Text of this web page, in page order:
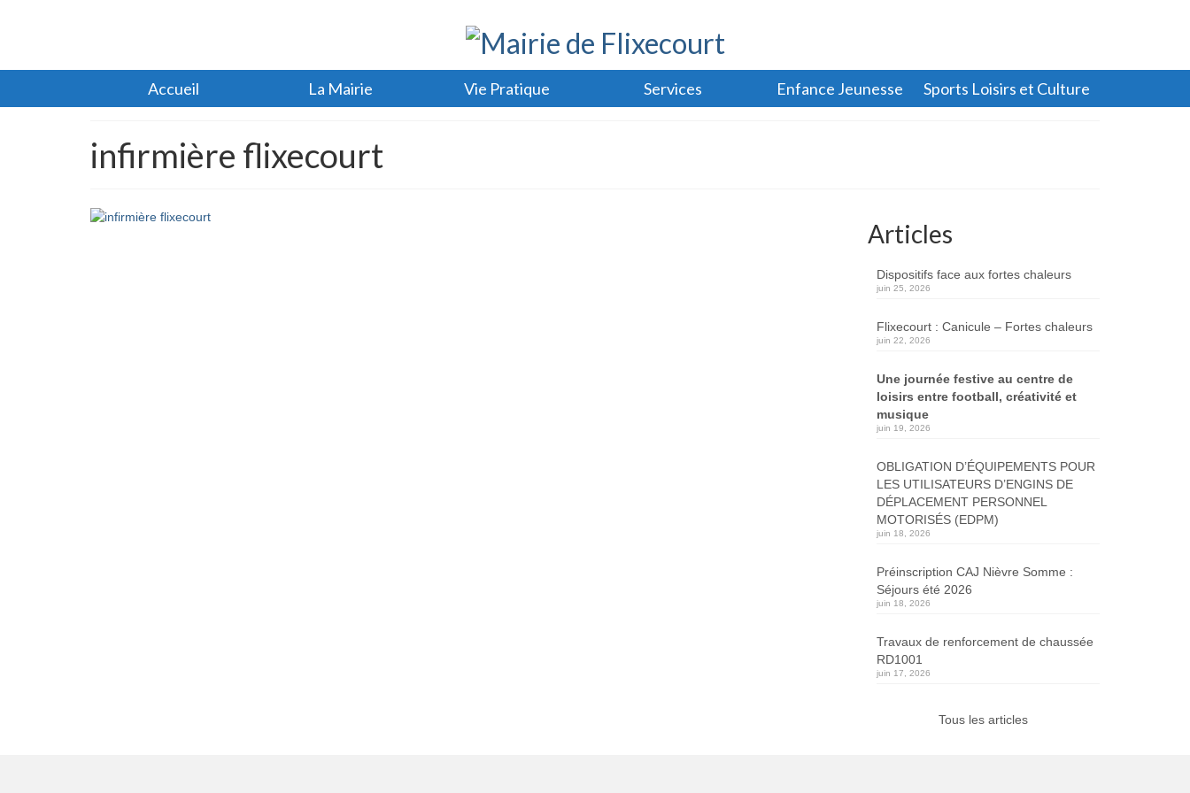
Accueil La Mairie Vie Pratique Services Enfance Jeunesse Sports Loisirs et Culture
infirmière flixecourt
Articles
Dispositifs face aux fortes chaleurs
juin 25, 2026
Flixecourt : Canicule – Fortes chaleurs
juin 22, 2026
Une journée festive au centre de
loisirs entre football, créativité et
musique
juin 19, 2026
OBLIGATION D’ÉQUIPEMENTS POUR
LES UTILISATEURS D’ENGINS DE
DÉPLACEMENT PERSONNEL
MOTORISÉS (EDPM)
juin 18, 2026
Préinscription CAJ Nièvre Somme :
Séjours été 2026
juin 18, 2026
Travaux de renforcement de chaussée
RD1001
juin 17, 2026
Tous les articles